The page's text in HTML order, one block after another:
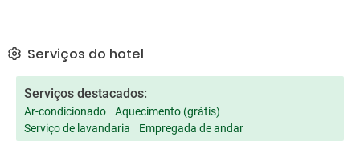
Serviços do hotel
Serviços destacados:
Ar-condicionado
Aquecimento (grátis)
Serviço de lavandaria
Empregada de andar